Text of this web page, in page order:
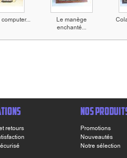
Le manège
enchanté...
retours
NOS
Promotions
Nouveautés
Notre sélection